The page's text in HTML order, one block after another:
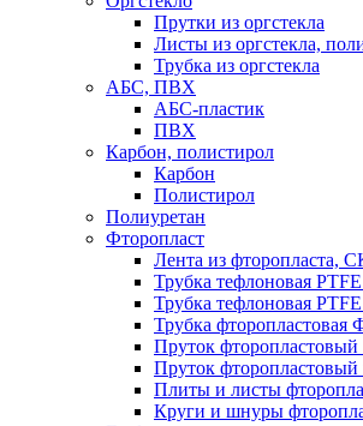
Прутки из оргстекла
Листы из оргстекла,
Трубка из оргстекла
АБС, ПВХ
АБС-пластик
ПВХ
Карбон, полистирол
Карбон
Полистирол
Полиуретан
Фторопласт
Лента из фторопласта,
Трубка тефлоновая
Трубка тефлоновая
Трубка фторопластовая
Пруток
Пруток
Плиты и листы
Круги и шнуры